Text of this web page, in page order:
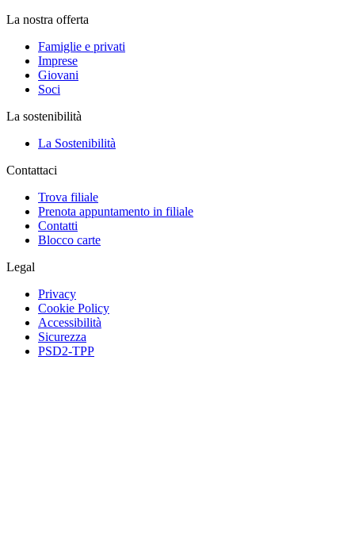
La nostra offerta
Famiglie e privati
Imprese
Giovani
Soci
La sostenibilità
La Sostenibilità
Contattaci
Trova filiale
Prenota appuntamento in filiale
Contatti
Blocco carte
Legal
Privacy
Cookie Policy
Accessibilità
Sicurezza
PSD2-TPP